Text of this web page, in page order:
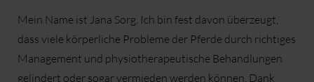
Mein Name ist Jana Sorg. Ich bin fest davon überzeugt,
dass viele körperliche Probleme der Pferde durch richtiges
Management und physiotherapeutische Behandlungen
gelindert oder sogar vermieden werden können. Dank